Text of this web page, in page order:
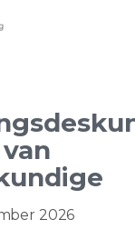
2026